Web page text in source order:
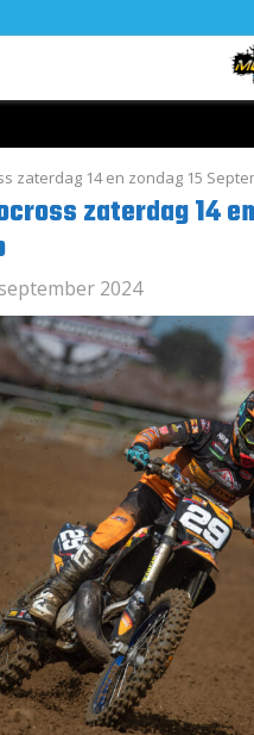
zaterdag 14 en zondag 15
zaterdag 14
2024